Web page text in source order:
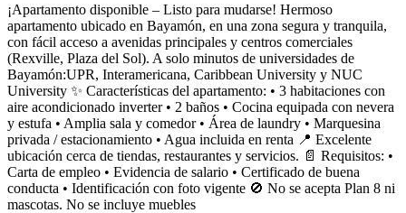
¡Apartamento disponible – Listo para mudarse! Hermoso
apartamento ubicado en Bayamón, en una zona segura y tranquila,
con fácil acceso a avenidas principales y centros comerciales
(Rexville, Plaza del Sol). A solo minutos de universidades de
Bayamón:UPR, Interamericana, Caribbean University y NUC
University ✨ Características del apartamento: • 3 habitaciones con
aire acondicionado inverter • 2 baños • Cocina equipada con nevera
y estufa • Amplia sala y comedor • Área de laundry • Marquesina
privada / estacionamiento • Agua incluida en renta 📍 Excelente
ubicación cerca de tiendas, restaurantes y servicios. 📄 Requisitos: •
Carta de empleo • Evidencia de salario • Certificado de buena
conducta • Identificación con foto vigente 🚫 No se acepta Plan 8 ni
mascotas. No se incluye muebles